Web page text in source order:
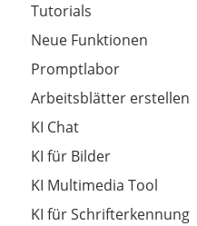
Tutorials
Neue Funktionen
Promptlabor
Arbeitsblätter erstellen
KI Chat
KI für Bilder
KI Multimedia Tool
KI für Schrifterkennung